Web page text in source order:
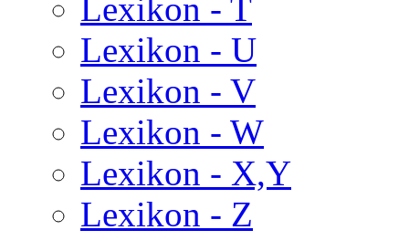
Lexikon - T
Lexikon - U
Lexikon - V
Lexikon - W
Lexikon - X,Y
Lexikon - Z